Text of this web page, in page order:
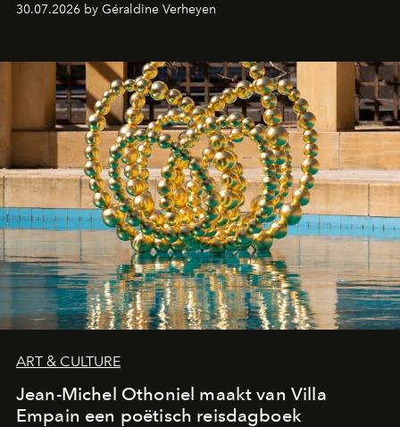
30.07.2026 by Géraldine Verheyen
ART & CULTURE
Jean-Michel Othoniel maakt van Villa
Empain een poëtisch reisdagboek